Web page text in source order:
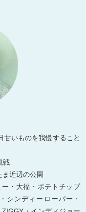
甘いものを我慢すること
戦
近辺の公園
・大福・ポテトチップ
シンディーローパー・